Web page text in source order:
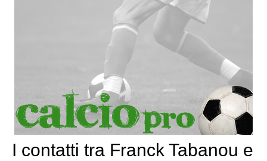
I contatti tra Franck Tabanou e